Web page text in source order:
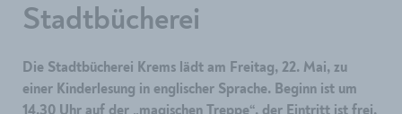
Stadtbücherei
Die Stadtbücherei Krems lädt am Freitag, 22. Mai, zu
einer Kinderlesung in englischer Sprache. Beginn ist um